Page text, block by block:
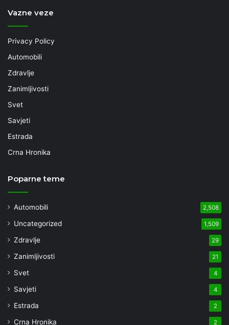
Vazne veze
Privacy Policy
Automobili
Zdravlje
Zanimljivosti
Svet
Savjeti
Estrada
Crna Hronika
Poparne teme
Automobili 2,508
Uncategorized 1,509
Zdravlje 29
Zanimljivosti 21
Svet 4
Savjeti 4
Estrada 2
Crna Hronika 2